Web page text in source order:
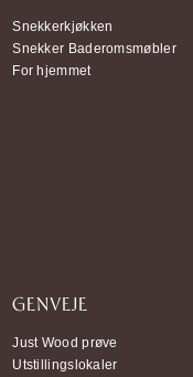
Snekkerkjøkken
Snekker Baderomsmøbler
For hjemmet
GENVEJE
Just Wood prøve
Utstillingslokaler